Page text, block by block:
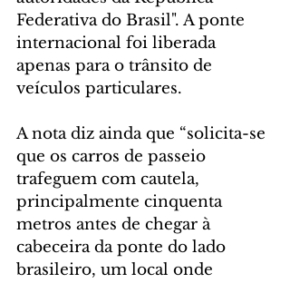
Federativa do Brasil". A ponte
internacional foi liberada
apenas para o trânsito de
veículos particulares.
A nota diz ainda que “solicita-se
que os carros de passeio
trafeguem com cautela,
principalmente cinquenta
metros antes de chegar à
cabeceira da ponte do lado
brasileiro, um local onde